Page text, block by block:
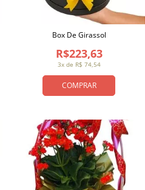
COMPRAR
3x de R$ 74,54
R$223,63
Box De Girassol